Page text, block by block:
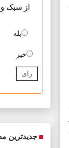
از سبک
بله
خیر
رای
جدیدترین